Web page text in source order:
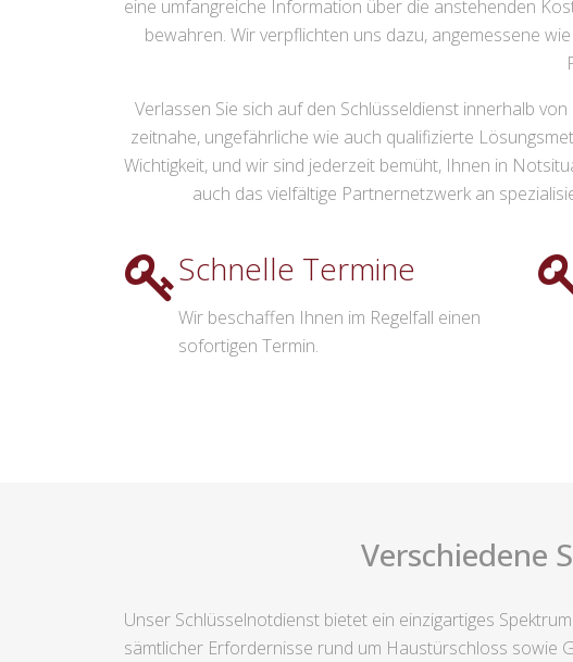
eine umfangreiche Information über die anstehenden
bewahren. Wir verpflichten uns dazu, angemessene
Verlassen Sie sich auf den Schlüsseldienst innerhalb
zeitnahe, ungefährliche wie auch qualifizierte
Wichtigkeit, und wir sind jederzeit bemüht, Ihnen in
auch das vielfältige Partnernetzwerk an
Schnelle Termine
Wir beschaffen Ihnen im Regelfall einen
sofortigen Termin.
Verschiedene
Unser Schlüsselnotdienst bietet ein einzigartiges
sämtlicher Erfordernisse rund um Haustürschloss sowie